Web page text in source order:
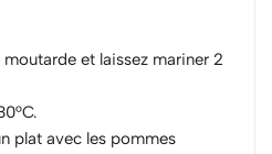
et laissez mariner 2
plat avec les pommes